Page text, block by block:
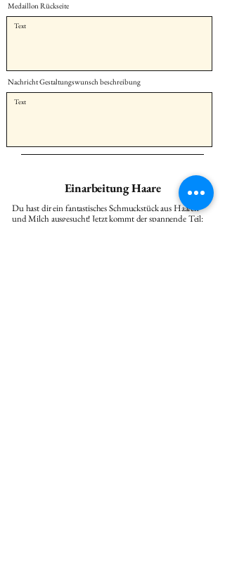
Medaillon Rückseite
Nachricht Gestaltungswunsch beschreibung
Einarbeitung Haare
Du hast dir ein fantastisches Schmuckstück aus Haaren
und Milch ausgesucht! Jetzt kommt der spannende Teil: